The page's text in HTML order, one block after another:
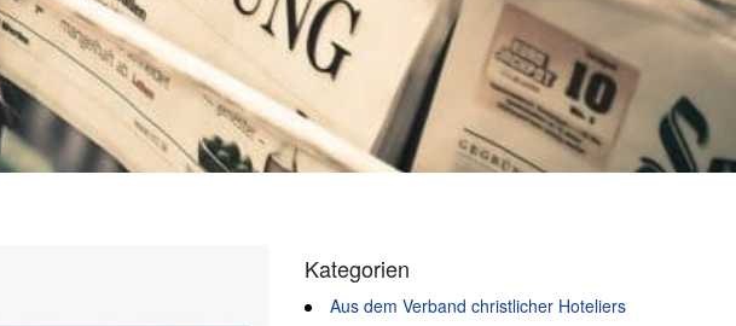
Kategorien
Aus dem Verband christlicher Hoteliers